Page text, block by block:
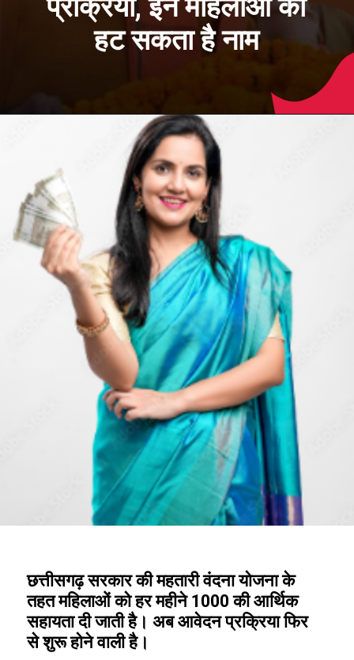
प्रक्रिया, इन महिलाओं का
हट सकता है नाम
छत्तीसगढ़ सरकार की महतारी वंदना योजना के
तहत महिलाओं को हर महीने ₹1000 की आर्थिक
सहायता दी जाती है। अब आवेदन प्रक्रिया फिर
से शुरू होने वाली है।